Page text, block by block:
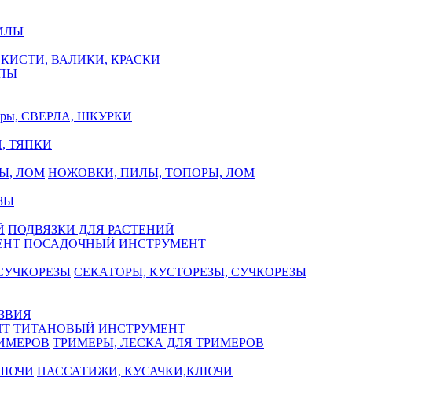
КИСТИ, ВАЛИКИ, КРАСКИ
СВЕРЛА, ШКУРКИ
ТЯПКИ
НОЖОВКИ, ПИЛЫ, ТОПОРЫ, ЛОМ
ПОДВЯЗКИ ДЛЯ РАСТЕНИЙ
ПОСАДОЧНЫЙ ИНСТРУМЕНТ
СЕКАТОРЫ, КУСТОРЕЗЫ, СУЧКОРЕЗЫ
ТИТАНОВЫЙ ИНСТРУМЕНТ
ТРИМЕРЫ, ЛЕСКА ДЛЯ ТРИМЕРОВ
ПАССАТИЖИ, КУСАЧКИ,КЛЮЧИ